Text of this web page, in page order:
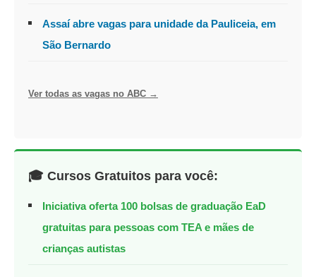
Assaí abre vagas para unidade da Pauliceia, em
São Bernardo
Ver todas as vagas no ABC →
🎓 Cursos Gratuitos para você:
Iniciativa oferta 100 bolsas de graduação EaD
gratuitas para pessoas com TEA e mães de
crianças autistas